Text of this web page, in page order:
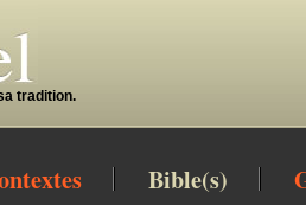
tradition.
Bible(s)